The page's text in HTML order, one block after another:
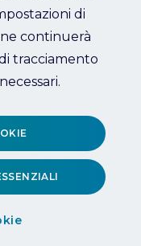
di
continuerà
tracciamento